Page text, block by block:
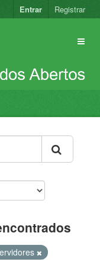
Entrar Registrar